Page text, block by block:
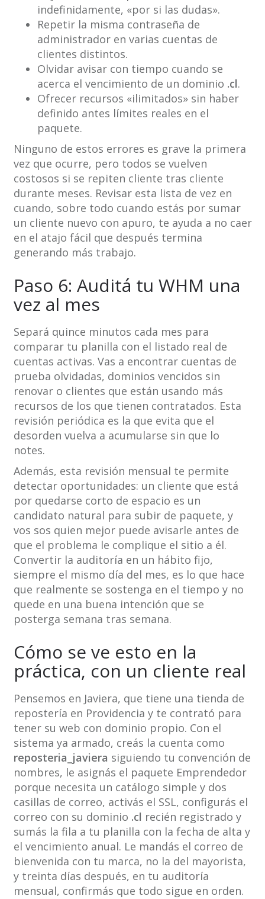
indefinidamente, «por si las dudas».
Repetir la misma contraseña de
administrador en varias cuentas de
clientes distintos.
Olvidar avisar con tiempo cuando se
acerca el vencimiento de un dominio .cl.
Ofrecer recursos «ilimitados» sin haber
definido antes límites reales en el
paquete.
Ninguno de estos errores es grave la primera
vez que ocurre, pero todos se vuelven
costosos si se repiten cliente tras cliente
durante meses. Revisar esta lista de vez en
cuando, sobre todo cuando estás por sumar
un cliente nuevo con apuro, te ayuda a no caer
en el atajo fácil que después termina
generando más trabajo.
Paso 6: Auditá tu WHM una
vez al mes
Separá quince minutos cada mes para
comparar tu planilla con el listado real de
cuentas activas. Vas a encontrar cuentas de
prueba olvidadas, dominios vencidos sin
renovar o clientes que están usando más
recursos de los que tienen contratados. Esta
revisión periódica es la que evita que el
desorden vuelva a acumularse sin que lo
notes.
Además, esta revisión mensual te permite
detectar oportunidades: un cliente que está
por quedarse corto de espacio es un
candidato natural para subir de paquete, y
vos sos quien mejor puede avisarle antes de
que el problema le complique el sitio a él.
Convertir la auditoría en un hábito fijo,
siempre el mismo día del mes, es lo que hace
que realmente se sostenga en el tiempo y no
quede en una buena intención que se
posterga semana tras semana.
Cómo se ve esto en la
práctica, con un cliente real
Pensemos en Javiera, que tiene una tienda de
repostería en Providencia y te contrató para
tener su web con dominio propio. Con el
sistema ya armado, creás la cuenta como
reposteria_javiera siguiendo tu convención de
nombres, le asignás el paquete Emprendedor
porque necesita un catálogo simple y dos
casillas de correo, activás el SSL, configurás el
correo con su dominio .cl recién registrado y
sumás la fila a tu planilla con la fecha de alta y
el vencimiento anual. Le mandás el correo de
bienvenida con tu marca, no la del mayorista,
y treinta días después, en tu auditoría
mensual, confirmás que todo sigue en orden.